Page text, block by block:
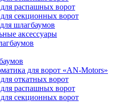
распашных ворот
секционных ворот
шлагбаумов
аксессуары
для ворот «AN-Motors»
откатных ворот
распашных ворот
секционных ворот